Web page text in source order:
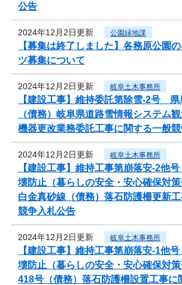
公告
2024年12月2日更新 公園緑地課
【募集は終了しました】各務原公園
ツ募集について
2024年12月2日更新 岐阜土木事務所
【建設工事】維持委託第除雪-2号
（債務）岐阜県道路雪情報システム
機器更改業務委託工事に関する一般
2024年12月2日更新 岐阜土木事務所
【建設工事】維持工事第崩落安-2
壊防止（暮らしの安全・安心確保対
白金真砂線（債務）落石防護柵更新
競争入札公告
2024年12月2日更新 岐阜土木事務所
【建設工事】維持工事第崩落安-1
壊防止（暮らしの安全・安心確保対策
418号（債務）落石防護柵設置工事に